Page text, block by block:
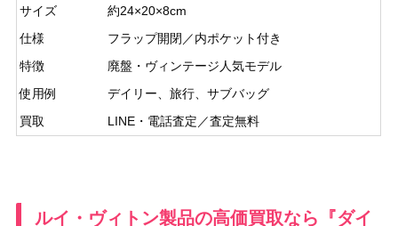
サイズ
約24×20×8cm
仕様
フラップ開閉／内ポケット付き
特徴
廃盤・ヴィンテージ人気モデル
使用例
デイリー、旅行、サブバッグ
買取
LINE・電話査定／査定無料
ルイ・ヴィトン製品の高価買取なら『ダイ